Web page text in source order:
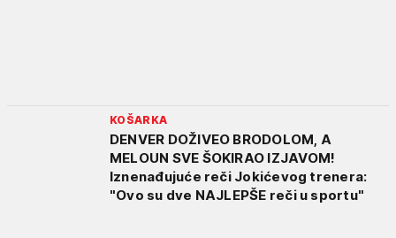
KOŠARKA
DENVER DOŽIVEO BRODOLOM, A
MELOUN SVE ŠOKIRAO IZJAVOM!
Iznenađujuće reči Jokićevog trenera:
"Ovo su dve NAJLEPŠE reči u sportu"